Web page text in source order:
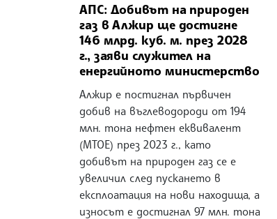
АПС: Добивът на природен
газ в Алжир ще достигне
146 млрд. куб. м. през 2028
г., заяви служител на
енергийното министерство
Алжир е постигнал първичен
добив на въглеводороди от 194
млн. тона нефтен еквивалент
(MTOE) през 2023 г., като
добивът на природен газ се е
увеличил след пускането в
експлоатация на нови находища, а
износът е достигнал 97 млн. тона